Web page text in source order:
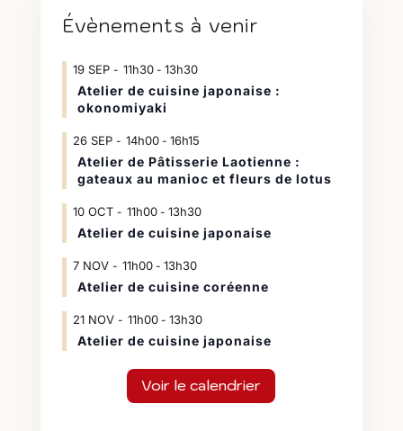
Évènements à venir
19 SEP 11h30- 13h30
Atelier de cuisine japonaise :
okonomiyaki
26 SEP 14h00- 16h15
Atelier de Pâtisserie Laotienne :
gateaux au manioc et fleurs de lotus
10 OCT 11h00- 13h30
Atelier de cuisine japonaise
7 NOV 11h00- 13h30
Atelier de cuisine coréenne
21 NOV 11h00- 13h30
Atelier de cuisine japonaise
Voir le calendrier